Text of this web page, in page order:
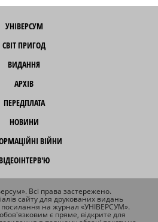
УНІВЕРСУМ
СВІТ ПРИГОД
ВИДАННЯ
АРХІВ
ПЕРЕДПЛАТА
НОВИНИ
ВІЙНИ
Всі права застережено.
сайту для друкованих видань
посилання на журнал «УНІВЕРСУМ».
є пряме, відкрите для